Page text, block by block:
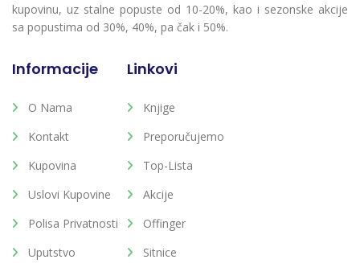
kupovinu, uz stalne popuste od 10-20%, kao i sezonske akcije
sa popustima od 30%, 40%, pa čak i 50%.
Informacije
O Nama
Kontakt
Kupovina
Uslovi Kupovine
Polisa Privatnosti
Uputstvo
Linkovi
Knjige
Preporučujemo
Top-Lista
Akcije
Offinger
Sitnice